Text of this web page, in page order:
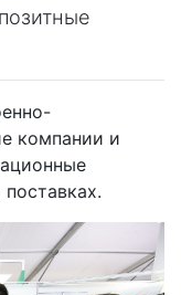
компании и